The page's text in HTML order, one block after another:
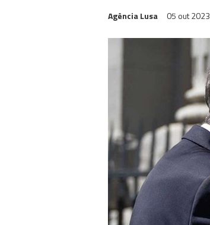
Agência Lusa 05 out 2023